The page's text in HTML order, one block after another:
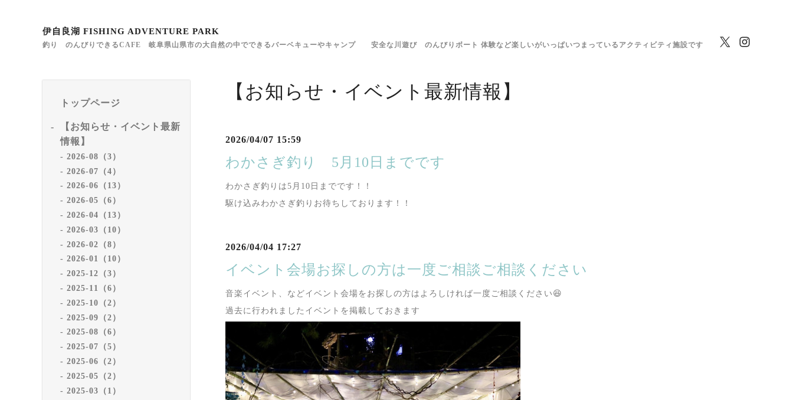
伊自良湖 FISHING ADVENTURE PARK
釣り のんびりできるCAFE 岐阜県山県市の大自然の中でできるバーベキューやキャンプ 安全な川遊び のんびりボート 体験など楽しいがいっぱいつまっているアクティビティ施設です
トップページ
【お知らせ・イベント最新
情報】
2026-08（3）
2026-07（4）
2026-06（13）
2026-05（6）
2026-04（13）
2026-03（10）
2026-02（8）
2026-01（10）
2025-12（3）
2025-11（6）
2025-10（2）
2025-09（2）
2025-08（6）
2025-07（5）
2025-06（2）
2025-05（2）
2025-03（1）
【お知らせ・イベント最新情報】
2026/04/07 15:59
わかさぎ釣り 5月10日までです
わかさぎ釣りは5月10日までです！！
駆け込みわかさぎ釣りお待ちしております！！
2026/04/04 17:27
イベント会場お探しの方は一度ご相談ご相談ください
音楽イベント、などイベント会場をお探しの方はよろしければ一度ご相談ください😆
過去に行われましたイベントを掲載しておきます